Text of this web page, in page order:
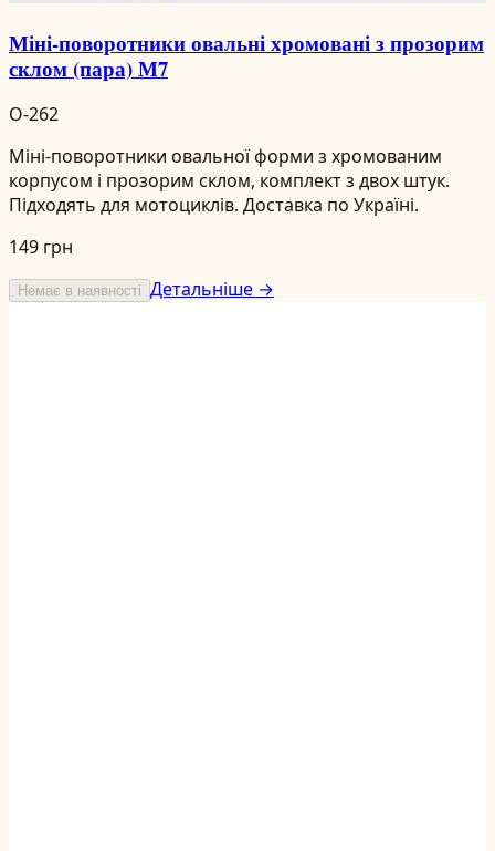
Міні-поворотники овальні хромовані з прозорим
склом (пара) М7
O-262
Міні-поворотники овальної форми з хромованим
корпусом і прозорим склом, комплект з двох штук.
Підходять для мотоциклів. Доставка по Україні.
149 грн
Немає в наявності Детальніше →